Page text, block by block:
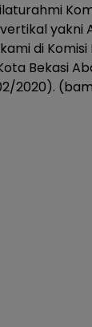
yakni
di Komisi
Bekasi
2020).